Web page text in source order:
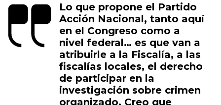
Lo que propone el Partido
Acción Nacional, tanto aquí
en el Congreso como a
nivel federal… es que van a
atribuirle a la Fiscalía, a las
fiscalías locales, el derecho
de participar en la
investigación sobre crimen
organizado. Creo que